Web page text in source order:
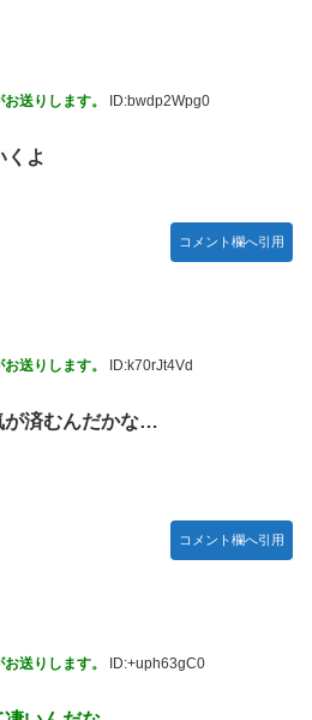
送りします。 ID:bwdp2Wpg0
くよ
コメント欄へ引用
送りします。 ID:k70rJt4Vd
が済むんだかな…
コメント欄へ引用
送りします。 ID:+uph63gC0